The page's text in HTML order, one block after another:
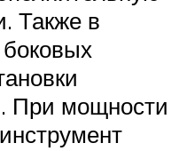
Также в
При мощности